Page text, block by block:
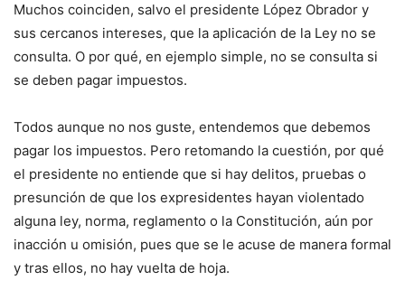
Muchos coinciden, salvo el presidente López Obrador y
sus cercanos intereses, que la aplicación de la Ley no se
consulta. O por qué, en ejemplo simple, no se consulta si
se deben pagar impuestos.
Todos aunque no nos guste, entendemos que debemos
pagar los impuestos. Pero retomando la cuestión, por qué
el presidente no entiende que si hay delitos, pruebas o
presunción de que los expresidentes hayan violentado
alguna ley, norma, reglamento o la Constitución, aún por
inacción u omisión, pues que se le acuse de manera formal
y tras ellos, no hay vuelta de hoja.